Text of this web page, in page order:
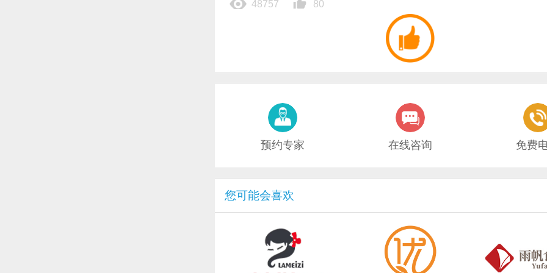
48757 80
预约专家 在线咨询 免费
您可能会喜欢